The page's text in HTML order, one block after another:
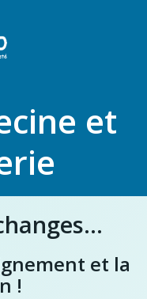
et
et la
!